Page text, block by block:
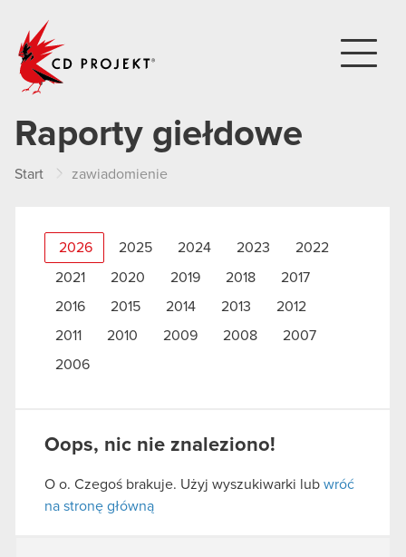
Raporty giełdowe
Start zawiadomienie
2026 2025 2024 2023 2022
2021 2020 2019 2018
2017
2016
2015 2014 2013
2012
2011
2010 2009 2008
2007
2006
Oops, nic nie znaleziono!
O o. Czegoś brakuje. Użyj wyszukiwarki lub wróć
na stronę główną